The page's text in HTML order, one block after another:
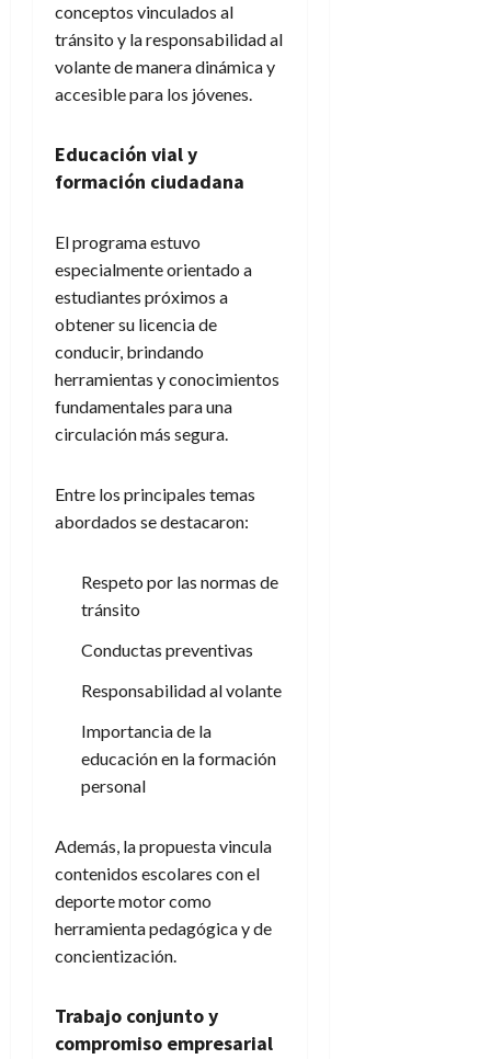
conceptos vinculados al
tránsito y la responsabilidad al
volante de manera dinámica y
accesible para los jóvenes.
Educación vial y
formación ciudadana
El programa estuvo
especialmente orientado a
estudiantes próximos a
obtener su licencia de
conducir, brindando
herramientas y conocimientos
fundamentales para una
circulación más segura.
Entre los principales temas
abordados se destacaron:
Respeto por las normas de
tránsito
Conductas preventivas
Responsabilidad al volante
Importancia de la
educación en la formación
personal
Además, la propuesta vincula
contenidos escolares con el
deporte motor como
herramienta pedagógica y de
concientización.
Trabajo conjunto y
compromiso empresarial